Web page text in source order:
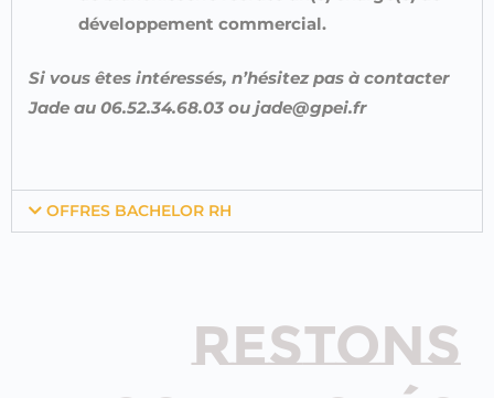
développement commercial.
Si vous êtes intéressés, n’hésitez pas à contacter
Jade au 06.52.34.68.03 ou jade@gpei.fr
OFFRES BACHELOR RH
RESTONS